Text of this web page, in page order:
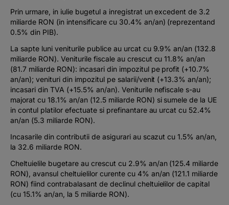
Prin urmare, in iulie bugetul a inregistrat un excedent de 3.2
miliarde RON (in intensificare cu 30.4% an/an) (reprezentand
0.5% din PIB).
La sapte luni veniturile publice au urcat cu 9.9% an/an (132.8
miliarde RON). Veniturile fiscale au crescut cu 11.8% an/an
(81.7 miliarde RON): incasari din impozitul pe profit (+10.7%
an/an); venituri din impozitul pe salarii/venit (+13.3% an/an);
incasari din TVA (+15.5% an/an). Veniturile nefiscale s-au
majorat cu 18.1% an/an (12.5 miliarde RON) si sumele de la UE
in contul platilor efectuate si prefinantare au urcat cu 52.4%
an/an (5.3 miliarde RON).
Incasarile din contributii de asigurari au scazut cu 1.5% an/an,
la 32.6 miliarde RON.
Cheltuielile bugetare au crescut cu 2.9% an/an (125.4 miliarde
RON), avansul cheltuielilor curente cu 4% an/an (121.1 miliarde
RON) fiind contrabalasant de declinul cheltuielilor de capital
(cu 15.1% an/an, la 5 miliarde RON).